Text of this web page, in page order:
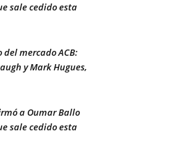
sale cedido esta
mercado ACB:
y Mark Hugues,
a Oumar Ballo
sale cedido esta